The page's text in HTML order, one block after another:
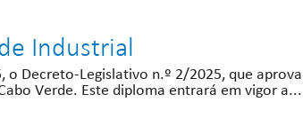
Industrial
o Decreto-Legislativo n.º 2/2025, que aprova
Verde. Este diploma entrará em vigor a...